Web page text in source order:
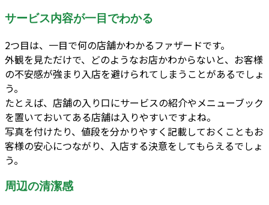
サービス内容が一目でわかる
2つ目は、一目で何の店舗かわかるファザードです。
外観を見ただけで、どのようなお店かわからないと、お客様
の不安感が強まり入店を避けられてしまうことがあるでしょ
う。
たとえば、店舗の入り口にサービスの紹介やメニューブック
を置いておいてある店舗は入りやすいですよね。
写真を付けたり、値段を分かりやすく記載しておくこともお
客様の安心につながり、入店する決意をしてもらえるでしょ
う。
周辺の清潔感